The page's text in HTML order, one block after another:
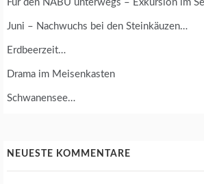
Für den NABU unterwegs – Exkursion im
Juni – Nachwuchs bei den Steinkäuzen…
Erdbeerzeit…
Drama im Meisenkasten
Schwanensee…
NEUESTE KOMMENTARE